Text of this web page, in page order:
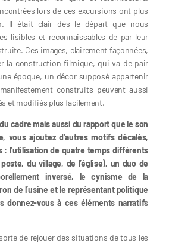
lors de ces excursions ont plus
Il était clair dès le départ que nous
lisibles et reconnaissables de par leur
Ces images, clairement façonnées,
la construction filmique, qui va de pair
époque, un décor supposé appartenir
construits peuvent aussi
et modifiés plus facilement.
cadre mais aussi du rapport que le son
vous ajoutez d’autres motifs décalés,
: l’utilisation de quatre temps différents
du village, de l’église), un duo de
inversé, le cynisme de la
de l’usine et le représentant politique
donnez-vous à ces éléments narratifs
de rejouer des situations de tous les